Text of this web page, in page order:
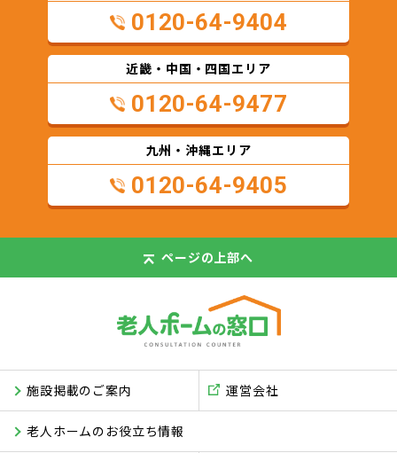
0120-64-9404
近畿・中国・四国エリア
0120-64-9477
九州・沖縄エリア
0120-64-9405
ページの上部へ
施設掲載のご案内
老人ホームのお役立ち情報
運営会社